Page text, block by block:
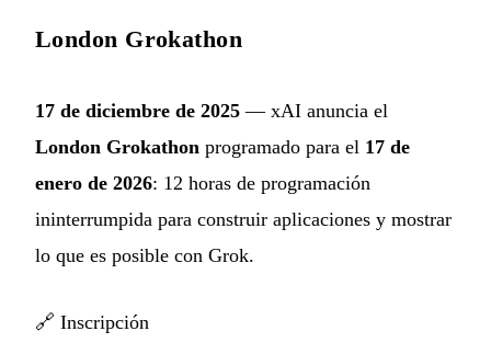
London Grokathon
17 de diciembre de 2025 — xAI anuncia el
London Grokathon programado para el 17 de
enero de 2026: 12 horas de programación
ininterrumpida para construir aplicaciones y mostrar
lo que es posible con Grok.
🔗 Inscripción